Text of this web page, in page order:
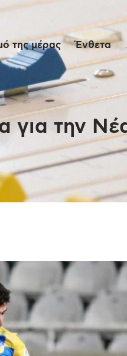
της μέρας Ένθετα
για την
της
Live